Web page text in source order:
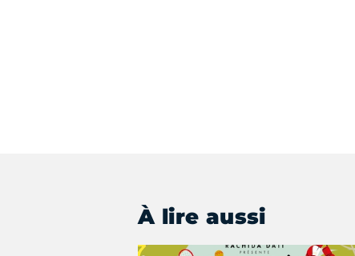
À lire aussi